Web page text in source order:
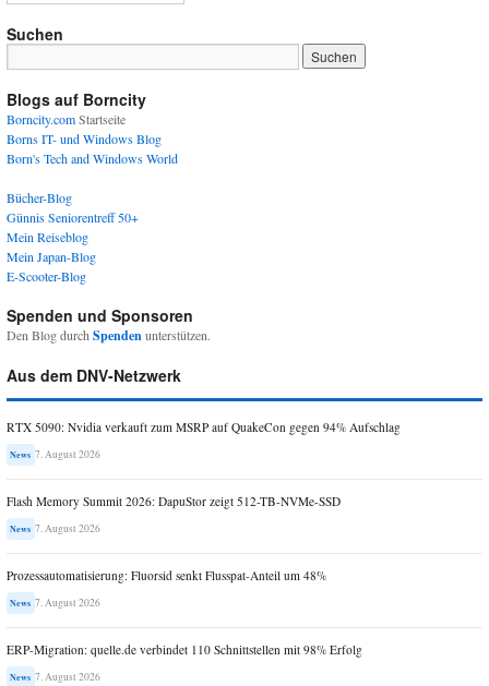
Suchen
Blogs auf Borncity
Borncity.comStartseite
Borns IT- und Windows Blog
Born's Tech and Windows World
Bücher-Blog
Günnis Seniorentreff 50+
Mein Reiseblog
Mein Japan-Blog
E-Scooter-Blog
Spenden und Sponsoren
Den Blog durchSpendenunterstützen.
Aus dem DNV-Netzwerk
RTX 5090: Nvidia verkauft zum MSRP auf QuakeCon gegen 94% Aufschlag
News 7. August 2026
Flash Memory Summit 2026: DapuStor zeigt 512-TB-NVMe-SSD
News 7. August 2026
Prozessautomatisierung: Fluorsid senkt Flusspat-Anteil um 48%
News 7. August 2026
ERP-Migration: quelle.de verbindet 110 Schnittstellen mit 98% Erfolg
News 7. August 2026